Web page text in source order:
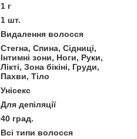
1 г
1 шт.
Видалення волосся
Стегна, Спина, Сідниці,
Інтимні зони, Ноги, Руки,
Лікті, Зона бікіні, Груди,
Пахви, Тіло
Унісекс
Для депіляції
40 град.
Всі типи волосся